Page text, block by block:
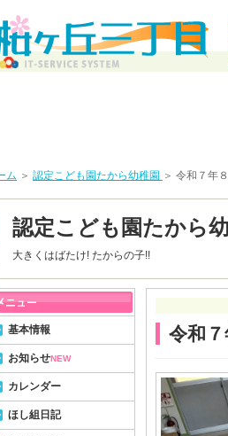
ム ＞ 認定こども園たから幼稚園 ＞ 令和７年
認定こども園たから
大きくはばたけ! たからの子!!
令和７
基本情報
お知らせNEW
カレンダー
ほし組日記